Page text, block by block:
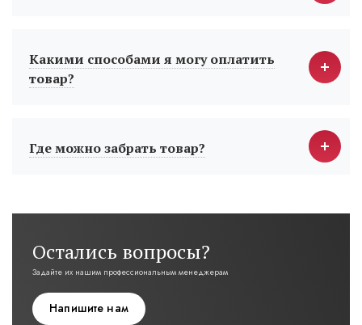
Какими способами я могу оплатить
товар?
Где можно забрать товар?
Остались вопросы?
Задайте их нашим профессиональным менеджерам
Напишите нам